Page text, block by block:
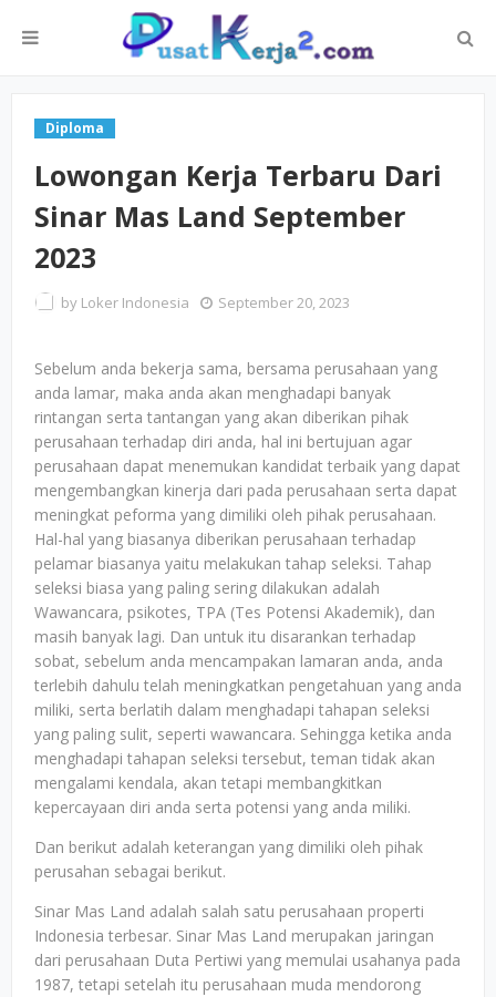
Diploma
Lowongan Kerja Terbaru Dari
Sinar Mas Land September
2023
by Loker Indonesia September 20, 2023
Sebelum anda bekerja sama, bersama perusahaan yang
anda lamar, maka anda akan menghadapi banyak
rintangan serta tantangan yang akan diberikan pihak
perusahaan terhadap diri anda, hal ini bertujuan agar
perusahaan dapat menemukan kandidat terbaik yang dapat
mengembangkan kinerja dari pada perusahaan serta dapat
meningkat peforma yang dimiliki oleh pihak perusahaan.
Hal-hal yang biasanya diberikan perusahaan terhadap
pelamar biasanya yaitu melakukan tahap seleksi. Tahap
seleksi biasa yang paling sering dilakukan adalah
Wawancara, psikotes, TPA (Tes Potensi Akademik), dan
masih banyak lagi. Dan untuk itu disarankan terhadap
sobat, sebelum anda mencampakan lamaran anda, anda
terlebih dahulu telah meningkatkan pengetahuan yang anda
miliki, serta berlatih dalam menghadapi tahapan seleksi
yang paling sulit, seperti wawancara. Sehingga ketika anda
menghadapi tahapan seleksi tersebut, teman tidak akan
mengalami kendala, akan tetapi membangkitkan
kepercayaan diri anda serta potensi yang anda miliki.
Dan berikut adalah keterangan yang dimiliki oleh pihak
perusahan sebagai berikut.
Sinar Mas Land adalah salah satu perusahaan properti
Indonesia terbesar. Sinar Mas Land merupakan jaringan
dari perusahaan Duta Pertiwi yang memulai usahanya pada
1987, tetapi setelah itu perusahaan muda mendorong